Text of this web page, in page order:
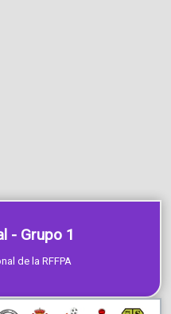
- Grupo 1
de la RFFPA